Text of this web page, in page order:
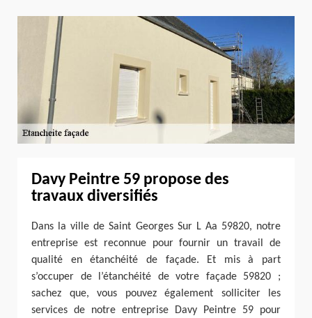
Davy Peintre 59 propose des
travaux diversifiés
Dans la ville de Saint Georges Sur L Aa 59820, notre
entreprise est reconnue pour fournir un travail de
qualité en étanchéité de façade. Et mis à part
s’occuper de l’étanchéité de votre façade 59820 ;
sachez que, vous pouvez également solliciter les
services de notre entreprise Davy Peintre 59 pour